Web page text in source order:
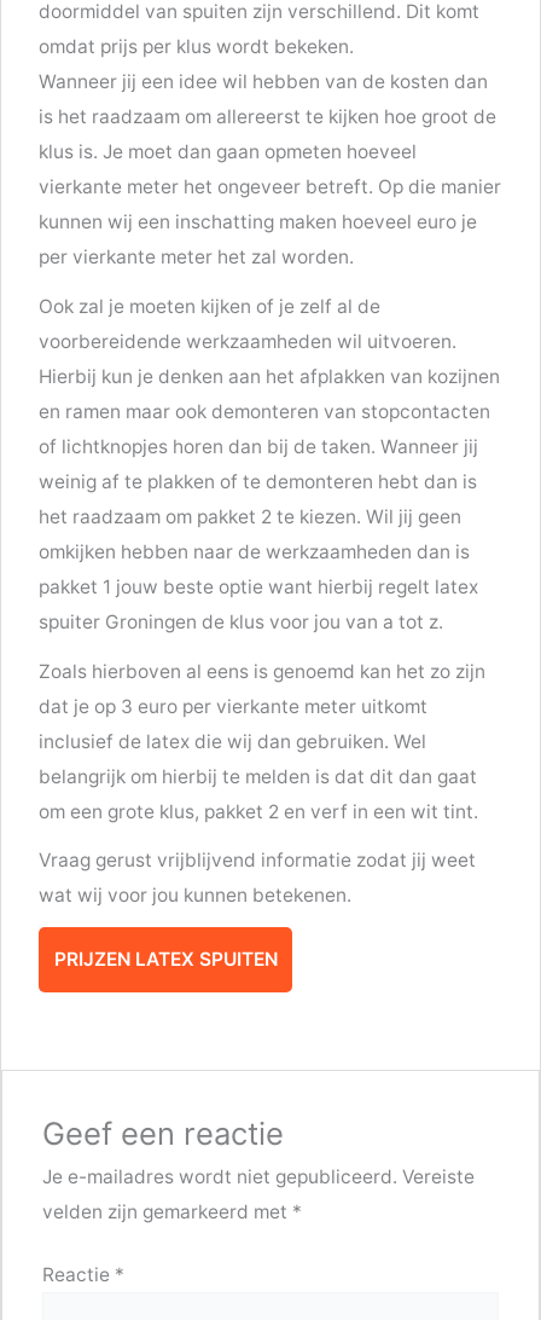
doormiddel van spuiten zijn verschillend. Dit komt
omdat prijs per klus wordt bekeken.
Wanneer jij een idee wil hebben van de kosten dan
is het raadzaam om allereerst te kijken hoe groot de
klus is. Je moet dan gaan opmeten hoeveel
vierkante meter het ongeveer betreft. Op die manier
kunnen wij een inschatting maken hoeveel euro je
per vierkante meter het zal worden.
Ook zal je moeten kijken of je zelf al de
voorbereidende werkzaamheden wil uitvoeren.
Hierbij kun je denken aan het afplakken van kozijnen
en ramen maar ook demonteren van stopcontacten
of lichtknopjes horen dan bij de taken. Wanneer jij
weinig af te plakken of te demonteren hebt dan is
het raadzaam om pakket 2 te kiezen. Wil jij geen
omkijken hebben naar de werkzaamheden dan is
pakket 1 jouw beste optie want hierbij regelt latex
spuiter Groningen de klus voor jou van a tot z.
Zoals hierboven al eens is genoemd kan het zo zijn
dat je op 3 euro per vierkante meter uitkomt
inclusief de latex die wij dan gebruiken. Wel
belangrijk om hierbij te melden is dat dit dan gaat
om een grote klus, pakket 2 en verf in een wit tint.
Vraag gerust vrijblijvend informatie zodat jij weet
wat wij voor jou kunnen betekenen.
PRIJZEN LATEX SPUITEN
Geef een reactie
Je e-mailadres wordt niet gepubliceerd. Vereiste
velden zijn gemarkeerd met *
Reactie *